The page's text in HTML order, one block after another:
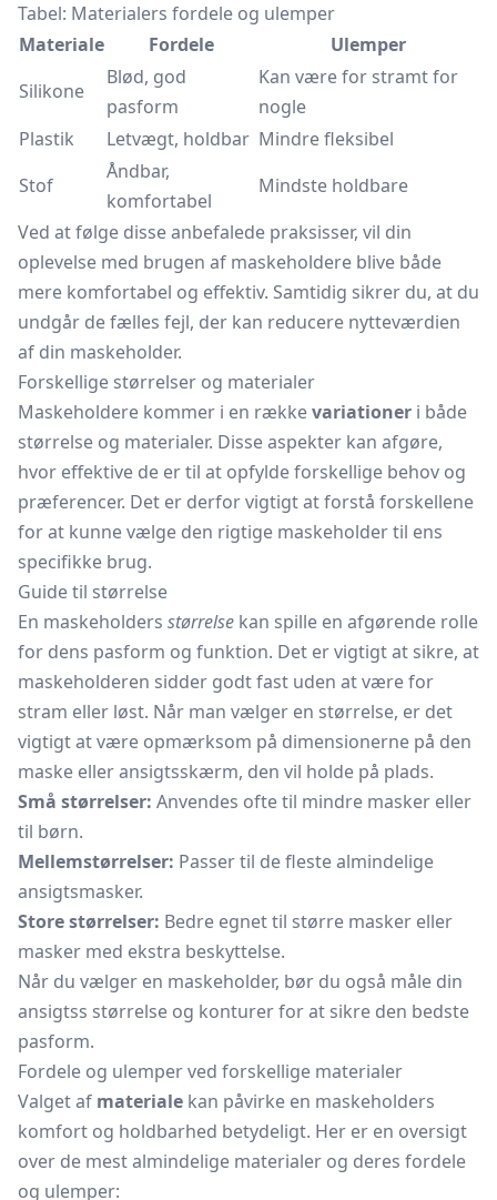
Tabel: Materialers fordele og ulemper
Materiale
Fordele
Ulemper
Silikone
Blød, god
pasform
Kan være for stramt for
nogle
Plastik
Letvægt, holdbar Mindre fleksibel
Stof
Åndbar,
komfortabel
Mindste holdbare
Ved at følge disse anbefalede praksisser, vil din
oplevelse med brugen af maskeholdere blive både
mere komfortabel og effektiv. Samtidig sikrer du, at du
undgår de fælles fejl, der kan reducere nytteværdien
af din maskeholder.
Forskellige størrelser og materialer
Maskeholdere kommer i en rækkevariationer i både
størrelse og materialer. Disse aspekter kan afgøre,
hvor effektive de er til at opfylde forskellige behov og
præferencer. Det er derfor vigtigt at forstå forskellene
for at kunne vælge den rigtige maskeholder til ens
specifikke brug.
Guide til størrelse
En maskeholders størrelse kan spille en afgørende rolle
for dens pasform og funktion. Det er vigtigt at sikre, at
maskeholderen sidder godt fast uden at være for
stram eller løst. Når man vælger en størrelse, er det
vigtigt at være opmærksom på dimensionerne på den
maske eller ansigtsskærm, den vil holde på plads.
Små størrelser: Anvendes ofte til mindre masker eller
til børn.
Mellemstørrelser: Passer til de fleste almindelige
ansigtsmasker.
Store størrelser: Bedre egnet til større masker eller
masker med ekstra beskyttelse.
Når du vælger en maskeholder, bør du også måle din
ansigtss størrelse og konturer for at sikre den bedste
pasform.
Fordele og ulemper ved forskellige materialer
Valget af materiale kan påvirke en maskeholders
komfort og holdbarhed betydeligt. Her er en oversigt
over de mest almindelige materialer og deres fordele
og ulemper: